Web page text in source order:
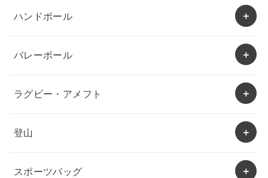
ハンドボール
バレーボール
ラグビー・アメフト
登山
スポーツバッグ